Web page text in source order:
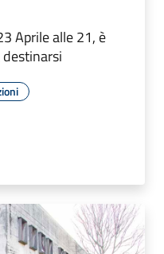
Aprile alle 21, è